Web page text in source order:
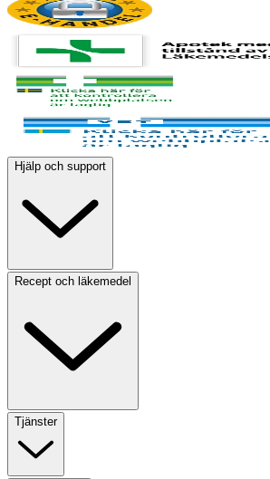
Hjälp och support
Recept och läkemedel
Tjänster